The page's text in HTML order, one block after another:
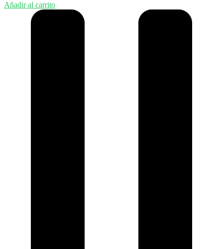
Añadir al carrito